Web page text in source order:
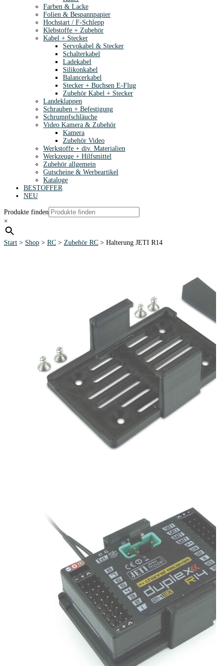
Farben & Lacke
Folien & Bespannpapier
Hochstart / F-Schlepp
Klebstoffe + Zubehör
Kabel + Stecker
Servokabel & Stecker
Schalterkabel
Ladekabel
Silikonkabel
Balancerkabel
Stecker + Buchsen E-Flug
Zubehör Kabel + Stecker
Landeklappen
Schrauben + Befestigung
Schrumpfschläuche
Video Kamera & Zubehör
Kamera
Zubehör Video
Werkstoffe + div. Materialien
Werkzeuge + Hilfsmittel
Zubehör allgemein
Gutscheine & Werbeartikel
Kataloge
BESTOFFER
NEU
Produkte finden
×
Start > Shop > RC > Zubehör RC > Halterung JETI R14